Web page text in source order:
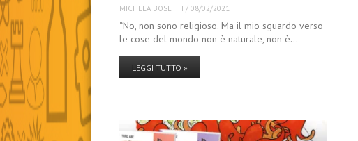
MICHELA BOSETTI /08/02/2021
“No, non sono religioso. Ma il mio sguardo verso
le cose del mondo non è naturale, non è…
LEGGI TUTTO »